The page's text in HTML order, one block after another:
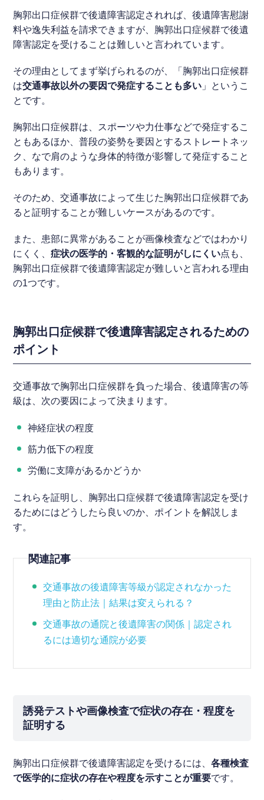
胸郭出口症候群で後遺障害認定されれば、後遺障害慰謝
料や逸失利益を請求できますが、胸郭出口症候群で後遺
障害認定を受けることは難しいと言われています。
その理由としてまず挙げられるのが、「胸郭出口症候群
は交通事故以外の要因で発症することも多い 」というこ
とです。
胸郭出口症候群は、スポーツや力仕事などで発症するこ
ともあるほか、普段の姿勢を要因とするストレートネッ
ク、なで肩のような身体的特徴が影響して発症すること
もあります。
そのため、交通事故によって生じた胸郭出口症候群であ
ると証明することが難しいケースがあるのです。
また、患部に異常があることが画像検査などではわかり
にくく、症状の医学的・客観的な証明がしにくい点も、
胸郭出口症候群で後遺障害認定が難しいと言われる理由
の1つです。
胸郭出口症候群で後遺障害認定されるための
ポイント
交通事故で胸郭出口症候群を負った場合、後遺障害の等
級は、次の要因によって決まります。
神経症状の程度
筋力低下の程度
労働に支障があるかどうか
これらを証明し、胸郭出口症候群で後遺障害認定を受け
るためにはどうしたら良いのか、ポイントを解説しま
す。
関連記事
交通事故の後遺障害等級が認定されなかった
理由と防止法｜結果は変えられる？
交通事故の通院と後遺障害の関係｜認定され
るには適切な通院が必要
誘発テストや画像検査で症状の存在・程度を
証明する
胸郭出口症候群で後遺障害認定を受けるには、各種検査
で医学的に症状の存在や程度を示すことが重要です。